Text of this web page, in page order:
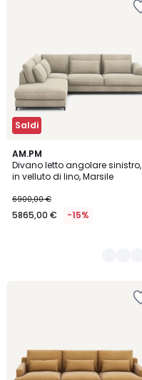
Saldi
AM.PM
Divano letto angolare sinistro,
in velluto di lino, Marsile
6900,00 €
5865,00 € -15%
5
Colori